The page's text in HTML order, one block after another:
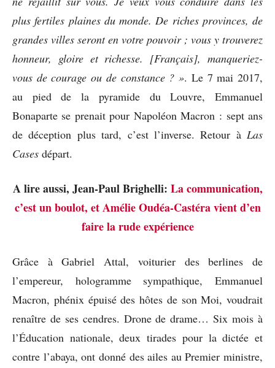
plus fertiles plaines du monde. De riches provinces, de
grandes villes seront en votre pouvoir ; vous y trouverez
honneur, gloire et richesse. [Français], manqueriez-
vous de courage ou de constance ? ». Le 7 mai 2017,
au pied de la pyramide du Louvre, Emmanuel
Bonaparte se prenait pour Napoléon Macron : sept ans
de déception plus tard, c’est l’inverse. Retour à Las
Cases départ.
A lire aussi, Jean-Paul Brighelli: La communication,
c’est un boulot, et Amélie Oudéa-Castéra vient d’en
faire la rude expérience
Grâce à Gabriel Attal, voiturier des berlines de
l’empereur, hologramme sympathique, Emmanuel
Macron, phénix épuisé des hôtes de son Moi, voudrait
renaître de ses cendres. Drone de drame… Six mois à
l’Éducation nationale, deux tirades pour la dictée et
contre l’abaya, ont donné des ailes au Premier ministre,